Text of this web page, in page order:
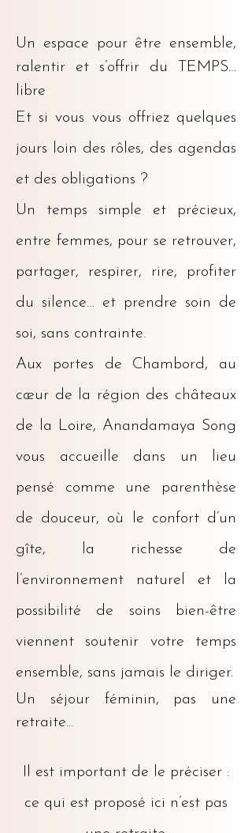
Un espace pour être ensemble,
ralentir et s’offrir du TEMPS…
libre
Et si vous vous offriez quelques
jours loin des rôles, des agendas
et des obligations ?
Un temps simple et précieux,
entre femmes, pour se retrouver,
partager, respirer, rire, profiter
du silence… et prendre soin de
soi, sans contrainte.
Aux portes de Chambord, au
cœur de la région des châteaux
de la Loire, Anandamaya Song
vous accueille dans un lieu
pensé comme une parenthèse
de douceur, où le confort d’un
gîte, la richesse de
l’environnement naturel et la
possibilité de soins bien-être
viennent soutenir votre temps
ensemble, sans jamais le diriger.
Un séjour féminin, pas une
retraite...
Il est important de le préciser :
ce qui est proposé ici n’est pas